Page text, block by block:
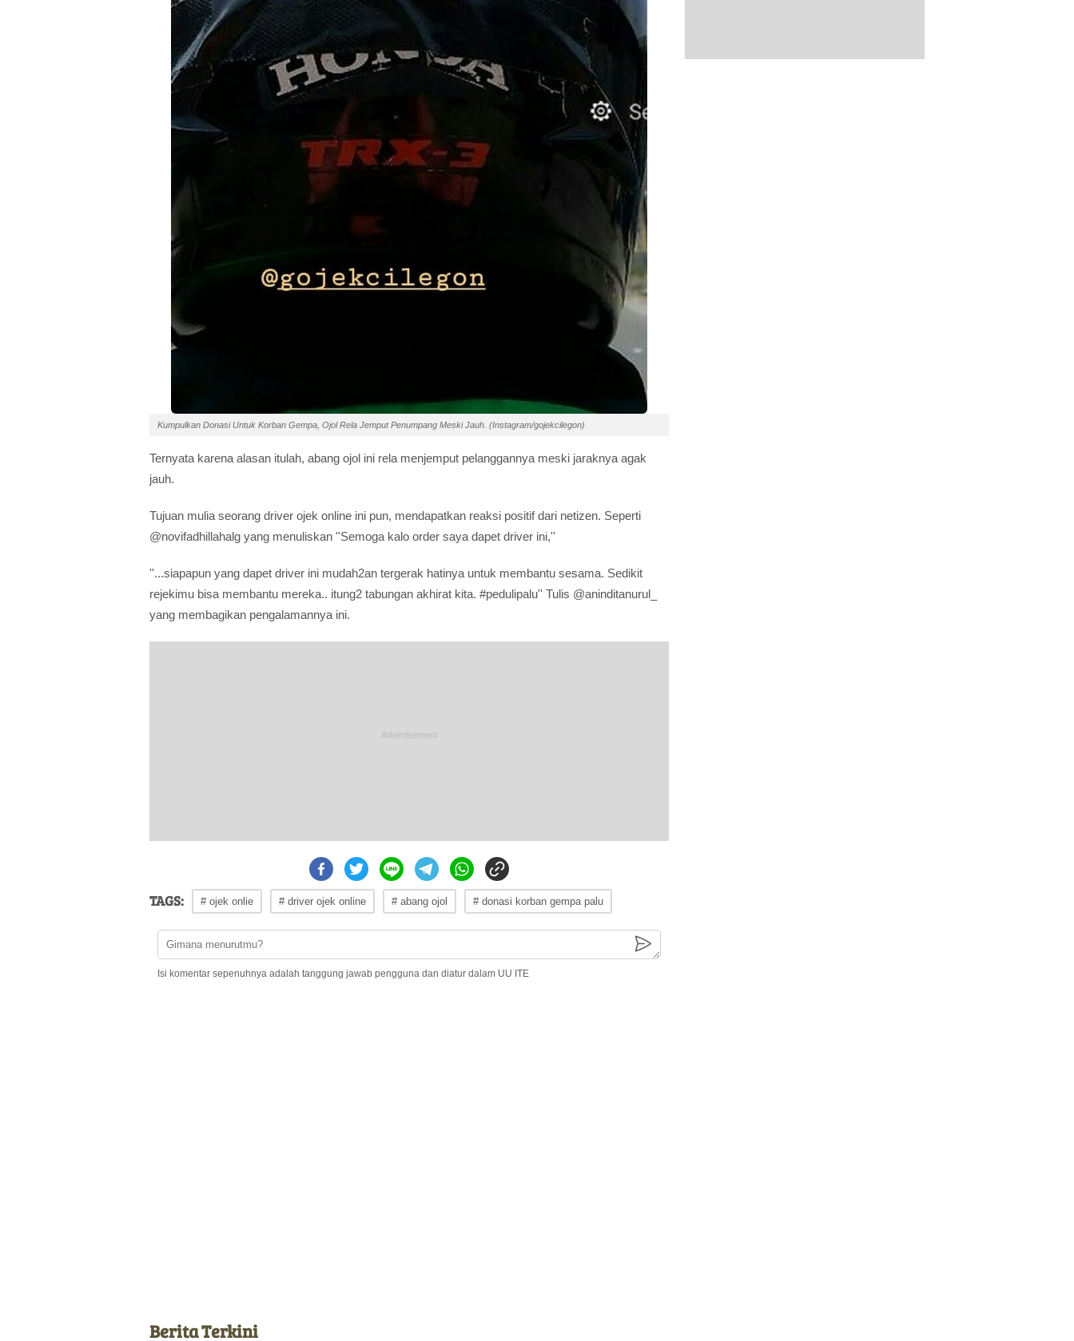
Kumpulkan Donasi Untuk Korban Gempa, Ojol Rela Jemput Penumpang Meski Jauh. (Instagram/gojekcilegon)
Ternyata karena alasan itulah, abang ojol ini rela menjemput pelanggannya meski jaraknya agak
jauh.
Tujuan mulia seorang driver ojek online ini pun, mendapatkan reaksi positif dari netizen. Seperti
@novifadhillahalg yang menuliskan ''Semoga kalo order saya dapet driver ini,''
''...siapapun yang dapet driver ini mudah2an tergerak hatinya untuk membantu sesama. Sedikit
rejekimu bisa membantu mereka.. itung2 tabungan akhirat kita. #pedulipalu'' Tulis @aninditanurul_
yang membagikan pengalamannya ini.
TAGS: # ojek onlie # driver ojek online # abang ojol # donasi korban gempa palu
Isi komentar sepenuhnya adalah tanggung jawab pengguna dan diatur dalam UU ITE
Berita Terkini